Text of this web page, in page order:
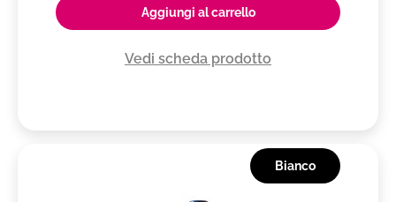
Aggiungi al carrello
Vedi scheda prodotto
Bianco